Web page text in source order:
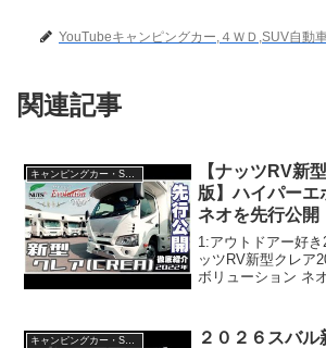
YouTubeキャンピングカー,４ＷＤ,SUV自動
関連記事
キャンピングカー・SUV人気車種
【ナッツRV新
版】ハイパーエ
ネオを先行公開
徹底解説！新型
のハイパーエ
1:アウトドアー好
ッツRV新型クレア
ボリューション ネ
気で話題らしいぞ
２０２６スバ